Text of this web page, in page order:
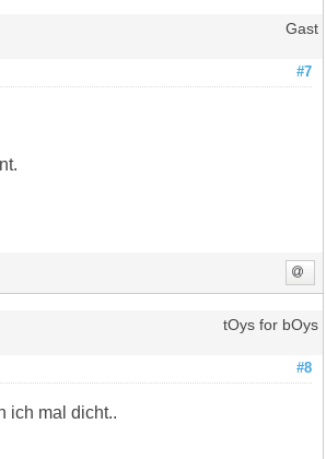
Gast
#7
tOys for bOys
#8
ich mal dicht..